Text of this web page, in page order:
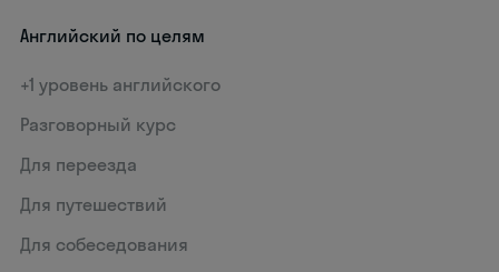
Английский по целям
+1 уровень английского
Разговорный курс
Для переезда
Для путешествий
Для собеседования